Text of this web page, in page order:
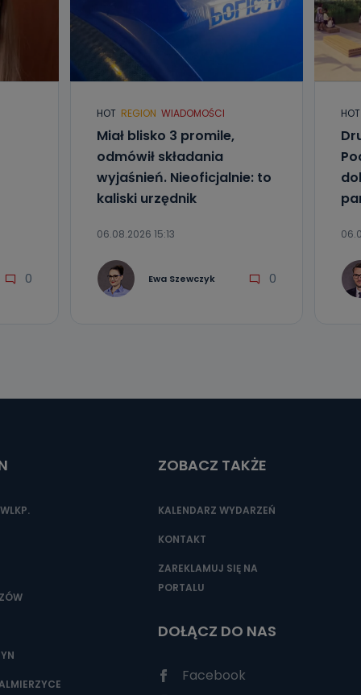
0
HOT REGION WIADOMOŚCI
Miał blisko 3 promile,
odmówił składania
wyjaśnień. Nieoficjalnie: to
kaliski urzędnik
06.08.2026 15:13
Ewa Szewczyk 0
HOT
ZOBACZ TAKŻE
KALENDARZ WYDARZEŃ
KONTAKT
ZAREKLAMUJ SIĘ NA
PORTALU
DOŁĄCZ DO NAS
Facebook